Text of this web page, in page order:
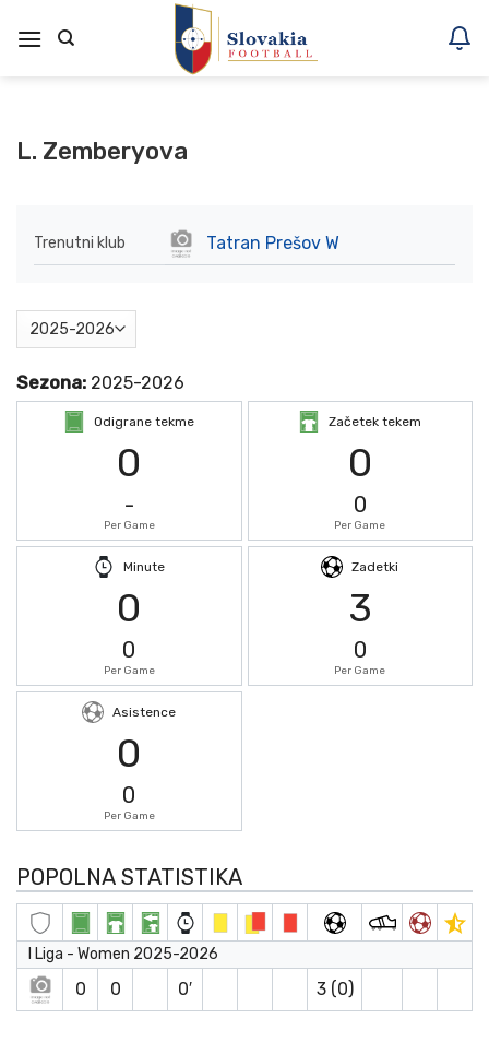
na
L. Zemberyova
Trenutni klub Tatran Prešov W
Sezona: 2025-2026
Odigrane tekme
0
-
Per Game
Začetek tekem
0
0
Per Game
Minute
0
0
Per Game
Zadetki
3
0
Per Game
Asistence
0
0
Per Game
POPOLNA STATISTIKA
I Liga - Women 2025-2026
0 0 0′ 3 (0)